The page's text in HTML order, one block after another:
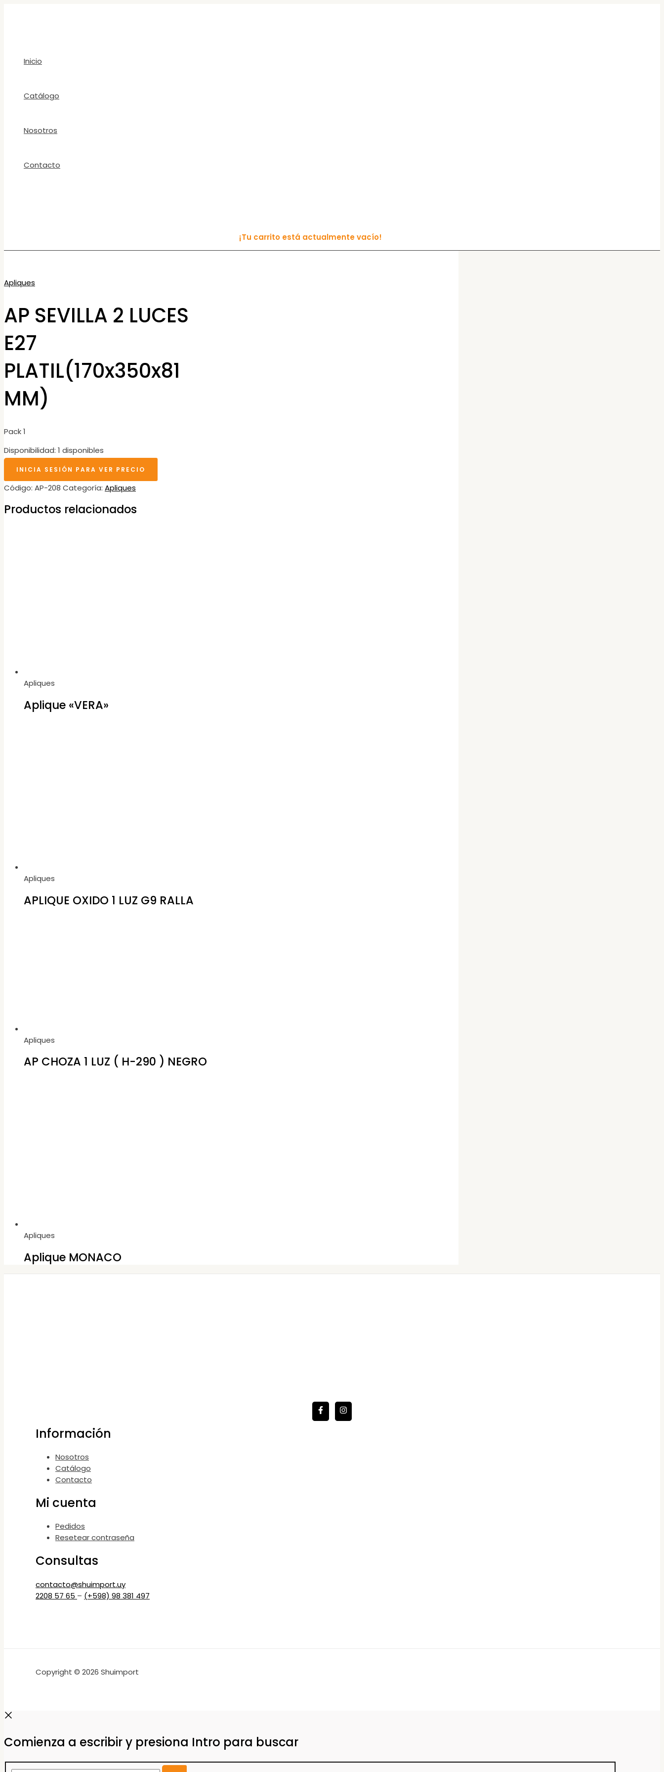
Inicio
Catálogo
Nosotros
Contacto
¡Tu carrito está actualmente vacío!
Apliques
AP SEVILLA 2 LUCES
E27
PLATIL(170x350x81
MM)
Pack 1
Disponibilidad: 1 disponibles
INICIA SESIÓN PARA VER PRECIO
Código: AP-208 Categoría: Apliques
Productos relacionados
Apliques
Aplique «VERA»
Apliques
APLIQUE OXIDO 1 LUZ G9 RALLA
Apliques
AP CHOZA 1 LUZ ( H-290 ) NEGRO
Apliques
Aplique MONACO
Información
Nosotros
Catálogo
Contacto
Mi cuenta
Pedidos
Resetear contraseña
Consultas
contacto@shuimport.uy
2208 57 65 – (+598) 98 381 497
Copyright © 2026 Shuimport
Comienza a escribir y presiona Intro para buscar
Buscar...